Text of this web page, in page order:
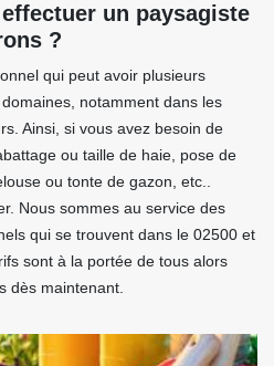
un paysagiste
?
qui peut avoir plusieurs
notamment dans les
Ainsi, si vous avez besoin de
ou taille de haie, pose de
ou tonte de gazon, etc..
Nous sommes au service des
qui se trouvent dans le 02500 et
sont à la portée de tous alors
dès maintenant.